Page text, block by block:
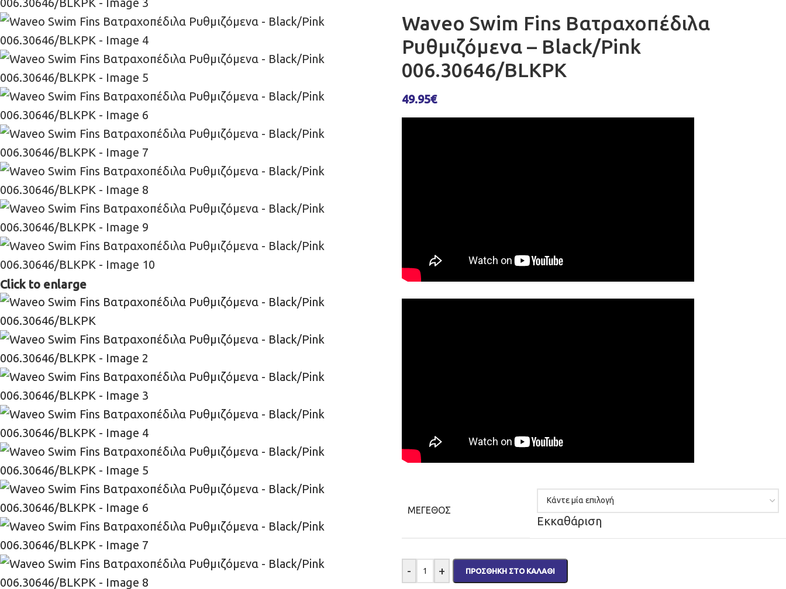
Click to enlarge
Waveo Swim Fins Βατραχοπέδιλα
Ρυθμιζόμενα – Black/Pink
006.30646/BLKPK
49.95€
ΜΈΓΕΘΟΣ
Εκκαθάριση
- + ΠΡΟΣΘΉΚΗ ΣΤΟ ΚΑΛΆΘΙ